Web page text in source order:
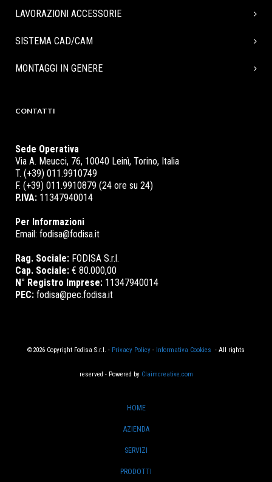
LAVORAZIONI ACCESSORIE
SISTEMA CAD/CAM
MONTAGGI IN GENERE
CONTATTI
Sede Operativa
Via A. Meucci, 76, 10040 Leinì, Torino, Italia
T. (+39) 011.9910749
F. (+39) 011.9910879 (24 ore su 24)
P.IVA: 11347940014
Per Informazioni
Email: fodisa@fodisa.it
Rag. Sociale: FODISA S.r.l.
Cap. Sociale: € 80.000,00
N° Registro Imprese: 11347940014
PEC: fodisa@pec.fodisa.it
©2026 Copyright Fodisa S.r.l. - Privacy Policy - Informativa Cookies - All rights
reserved - Powered by Claimcreative.com
HOME
AZIENDA
SERVIZI
PRODOTTI